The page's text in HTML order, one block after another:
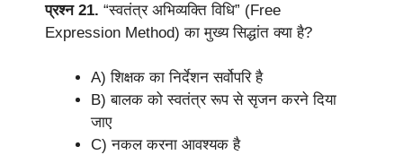
प्रश्न 21. “स्वतंत्र अभिव्यक्ति विधि” (Free
Expression Method) का मुख्य सिद्धांत क्या है?
A) शिक्षक का निर्देशन सर्वोपरि है
B) बालक को स्वतंत्र रूप से सृजन करने दिया
जाए
C) नकल करना आवश्यक है